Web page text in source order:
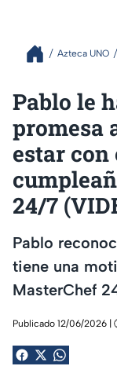
Azteca UNO
Pablo le
promesa
estar con
24/7
Pablo
tiene una
MasterChef
Publicado 12/06/2026 |